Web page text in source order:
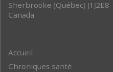
Sherbrooke (Québec) J1J2E8
Canada
Accueil
Chroniques santé